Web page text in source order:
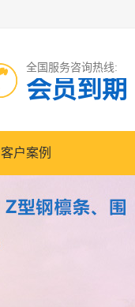
全国服务咨询热线:
会员到期
客户案例